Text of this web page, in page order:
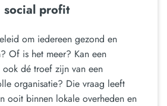
social profit
om iedereen gezond en
Of is het meer? Kan een
dé troef zijn van een
organisatie? Die vraag leeft
ooit binnen lokale overheden en